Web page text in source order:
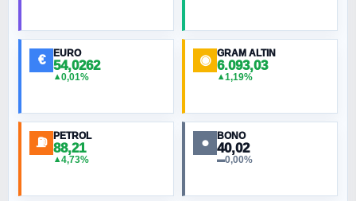
MURAT ÖZKAN
NURETTIN BÖLÜK
€ EURO
54,0262
▲0,01%
◉ GRAM ALTIN
6.093,03
▲1,19%
⛽ PETROL
88,21
▲4,73%
● BONO
40,02
▬0,00%